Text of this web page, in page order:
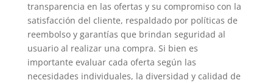
transparencia en las ofertas y su compromiso con la
satisfacción del cliente, respaldado por políticas de
reembolso y garantías que brindan seguridad al
usuario al realizar una compra. Si bien es
importante evaluar cada oferta según las
necesidades individuales, la diversidad y calidad de